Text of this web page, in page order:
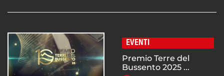
EVENTI
Premio Terre del
Bussento 2025 ...